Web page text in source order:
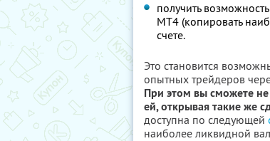
получить
MT4 (копировать
счете.
Это становится
опытных трейдеров
При этом вы сможете не
ей, открывая такие же
доступна по следующей
наиболее ликвидной